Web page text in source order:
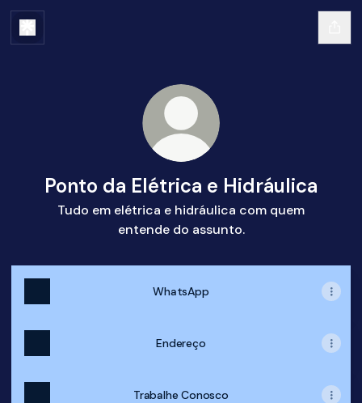
Ponto da Elétrica e Hidráulica
Tudo em elétrica e hidráulica com quem
entende do assunto.
WhatsApp
Endereço
Trabalhe Conosco